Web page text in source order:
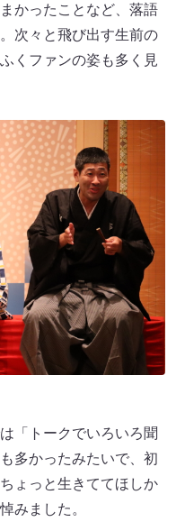
かったことなど、落語
次々と飛び出す生前の
くファンの姿も多く見
「トークでいろいろ聞
多かったみたいで、初
ょっと生きててほしか
みました。